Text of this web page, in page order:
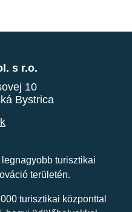
s r.o.
10
Bystrica
turisztikai
területén.
turisztikai központtal